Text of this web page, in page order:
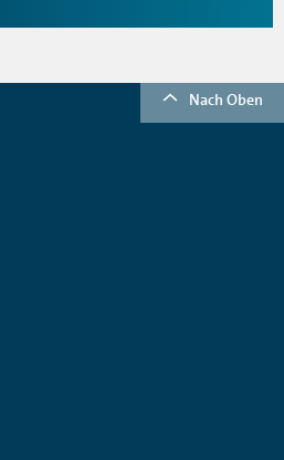
Nach Oben